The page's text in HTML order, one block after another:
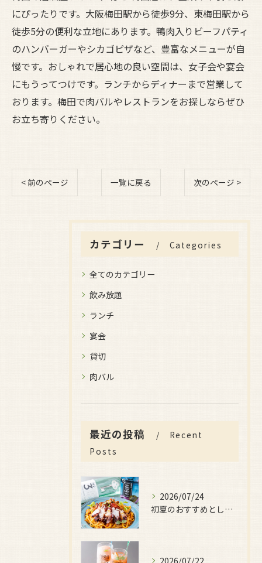
にぴったりです。大阪梅田駅から徒歩9分、東梅田駅から
徒歩5分の便利な立地にあります。鴨肉入りビーフパティ
のハンバーガーやシカゴピザなど、豊富なメニューが自
慢です。おしゃれで居心地の良い空間は、女子会や宴会
にもうってつけです。ランチからディナーまで営業して
おります。梅田で肉バルやレストランをお探しならぜひ
お立ち寄りください。
< 前のページ 一覧に戻る 次のページ >
カテゴリー Categories
全てのカテゴリー
飲み放題
ランチ
宴会
貸切
肉バル
最近の投稿
Recent
Posts
2026/07/24
初夏のおすすめとしてご用意しているのが、
2026/07/22